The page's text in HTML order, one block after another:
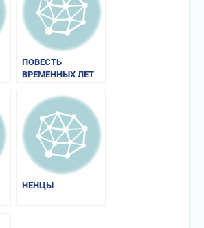
ПОВЕСТЬ
ВРЕМЕННЫХ ЛЕТ
НЕНЦЫ